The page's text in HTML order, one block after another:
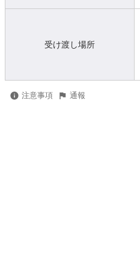
受け渡し場所
注意事項 通報